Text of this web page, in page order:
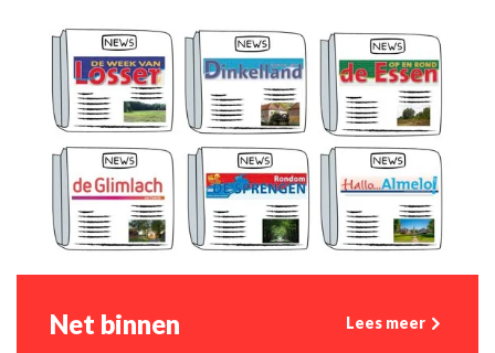
Net binnen Lees meer